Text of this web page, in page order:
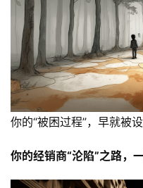
你的“被困过程”，早就被
你的经销商“沦陷”之路，